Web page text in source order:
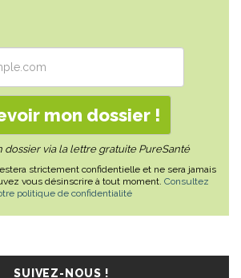
dossier via la lettre gratuite PureSanté
strictement confidentielle et ne sera jamais
vous désinscrire à tout moment. Consultez
politique de confidentialité
SUIVEZ-NOUS !